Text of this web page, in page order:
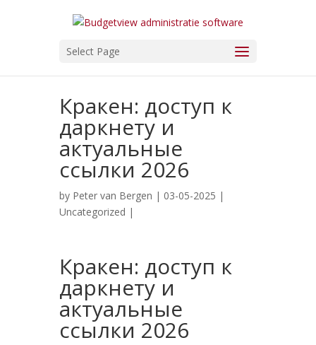
Select Page
Кракен: доступ к
даркнету и
актуальные
ссылки 2026
by Peter van Bergen | 03-05-2025 |
Uncategorized |
Кракен: доступ к
даркнету и
актуальные
ссылки 2026